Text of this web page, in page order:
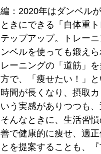
編：2020年はダンベル
ときにできる「自体重
テップアップ。トレー
ンベルを使っても鍛え
レーニングの「道筋」
方で、「痩せたい！」
時間が長くなり、摂取
いう実感がありつつも
そんなときに、生活習
善で健康的に痩せ、適
とを提案することも、